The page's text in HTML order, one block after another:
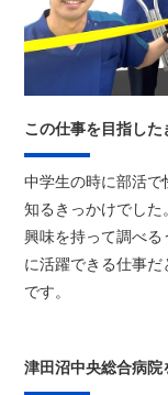
この仕事を目指した
中学生の時に部活
知るきっかけでした。
興味を持って調べ
に活躍できる仕事
です。
津田沼中央総合病院